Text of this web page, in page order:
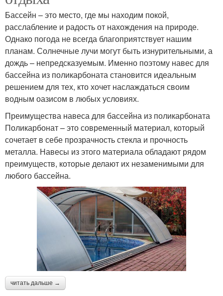
Бассейн – это место, где мы находим покой,
расслабление и радость от нахождения на природе.
Однако погода не всегда благоприятствует нашим
планам. Солнечные лучи могут быть изнурительными, а
дождь – непредсказуемым. Именно поэтому навес для
бассейна из поликарбоната становится идеальным
решением для тех, кто хочет наслаждаться своим
водным оазисом в любых условиях.
Преимущества навеса для бассейна из поликарбоната
Поликарбонат – это современный материал, который
сочетает в себе прозрачность стекла и прочность
металла. Навесы из этого материала обладают рядом
преимуществ, которые делают их незаменимыми для
любого бассейна.
читать дальше →